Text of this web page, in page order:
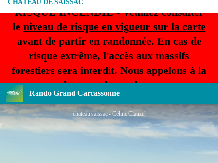
RISQUE INCENDIE - Veuillez consulter
le niveau de risque en vigueur sur la carte
avant de partir en randonnée. En cas de
risque extrême, l'accès aux massifs
forestiers sera interdit. Nous appelons à la
plus grande prudence.
Rando Grand Carcassonne
CHÂTEAU DE SAISSAC
chateau saissac - Céline Clauzel